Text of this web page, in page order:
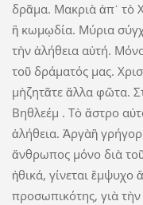
δρᾶμα. Μακριὰ ἀπ᾽ τὸ
ἢ κωμῳδία. Μύρια
τὴν ἀλήθεια αὐτή.
τοῦ δράματός μας.
μὴζητᾶτε ἄλλα φῶτα.
Βηθλεέμ . Τὸ ἄστρο
ἀλήθεια. Ἀργὰἢ
ἄνθρωπος μόνο διὰ τοῦ
ἠθικά, γίνεται ἔμψυχο
προσωπικότης, γιὰ τὴν